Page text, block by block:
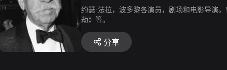
约瑟·法拉，波多黎各演员，剧场和电影导演
劫》等。
分享